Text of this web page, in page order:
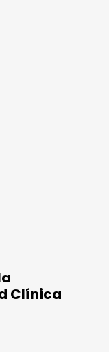
Clínica